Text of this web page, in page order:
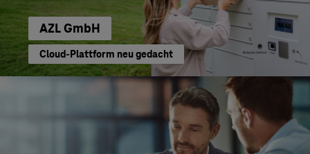
AZL GmbH
Cloud-Plattform neu gedacht